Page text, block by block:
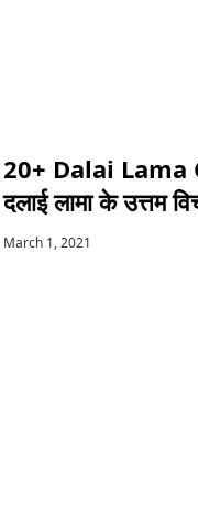
20+ Dalai Lama
दलाई लामा के उत्तम
March 1, 2021